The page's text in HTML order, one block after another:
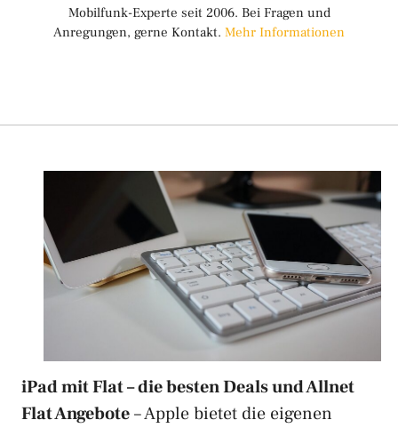
Mobilfunk-Experte seit 2006. Bei Fragen und
Anregungen, gerne Kontakt. Mehr Informationen
iPad mit Flat – die besten Deals und Allnet
Flat Angebote– Apple bietet die eigenen